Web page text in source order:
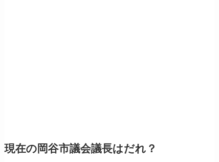
現在の岡谷市議会議長はだれ？